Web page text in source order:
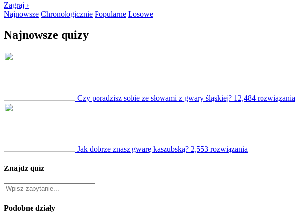
Zagraj ›
Najnowsze Chronologicznie Popularne Losowe
Najnowsze quizy
Czy poradzisz sobie ze słowami z gwary śląskiej? 12,484 rozwiązania
Jak dobrze znasz gwarę kaszubską? 2,553 rozwiązania
Znajdź quiz
Podobne działy